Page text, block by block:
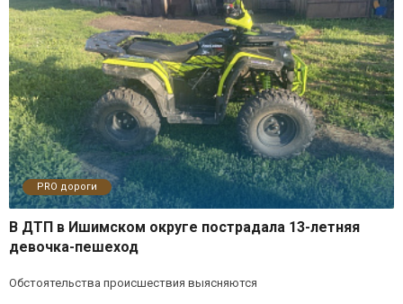
PRO дороги
В ДТП в Ишимском округе пострадала 13-летняя
девочка-пешеход
Обстоятельства происшествия выясняются